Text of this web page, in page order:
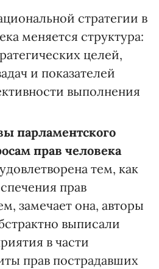
стратегии в
меняется структура:
целей,
и показателей
выполнения
парламентского
прав человека
удовлетворена тем, как
прав
замечает она, авторы
выписали
в части
прав пострадавших